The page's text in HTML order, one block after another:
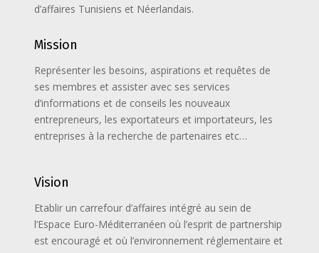
d’affaires Tunisiens et Néerlandais.
Mission
Représenter les besoins, aspirations et requêtes de
ses membres et assister avec ses services
d’informations et de conseils les nouveaux
entrepreneurs, les exportateurs et importateurs, les
entreprises à la recherche de partenaires etc…
Vision
Etablir un carrefour d’affaires intégré au sein de
l’Espace Euro-Méditerranéen où l’esprit de partnership
est encouragé et où l’environnement réglementaire et